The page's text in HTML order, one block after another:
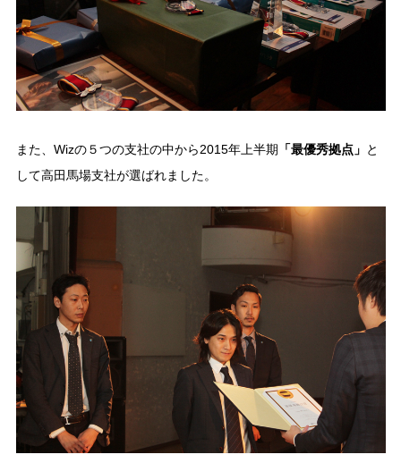
また、Wizの５つの支社の中から2015年上半期 「最優秀拠点」 と
して高田馬場支社が選ばれました。